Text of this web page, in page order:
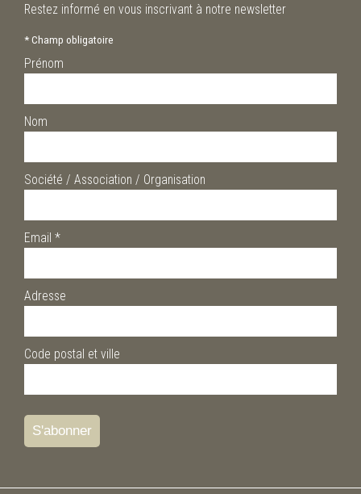
Restez informé en vous inscrivant à notre newsletter
*Champ obligatoire
Prénom
Nom
Société / Association / Organisation
Email *
Adresse
Code postal et ville